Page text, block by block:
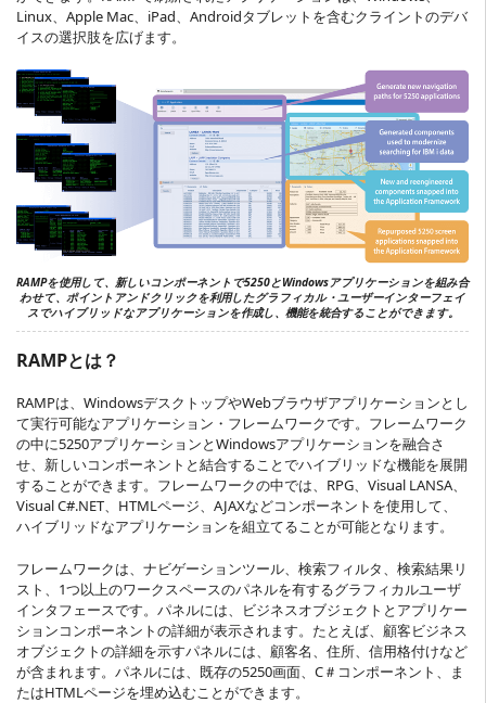
Linux、Apple Mac、iPad、Androidタブレットを含むクライントのデバ
イスの選択肢を広げます。
RAMPを使用して、新しいコンポーネントで5250とWindowsアプリケーションを組み合
わせて、ポイントアンドクリックを利用したグラフィカル・ユーザーインターフェイ
スでハイブリッドなアプリケーションを作成し、機能を統合することができます。
RAMPとは？
RAMPは、WindowsデスクトップやWebブラウザアプリケーションとし
て実行可能なアプリケーション・フレームワークです。フレームワーク
の中に5250アプリケーションとWindowsアプリケーションを融合さ
せ、新しいコンポーネントと結合することでハイブリッドな機能を展開
することができます。フレームワークの中では、RPG、Visual LANSA、
Visual C#.NET、HTMLページ、AJAXなどコンポーネントを使用して、
ハイブリッドなアプリケーションを組立てることが可能となります。
フレームワークは、ナビゲーションツール、検索フィルタ、検索結果リ
スト、1つ以上のワークスペースのパネルを有するグラフィカルユーザ
インタフェースです。パネルには、ビジネスオブジェクトとアプリケー
ションコンポーネントの詳細が表示されます。たとえば、顧客ビジネス
オブジェクトの詳細を示すパネルには、顧客名、住所、信用格付けなど
が含まれます。パネルには、既存の5250画面、C＃コンポーネント、ま
たはHTMLページを埋め込むことができます。